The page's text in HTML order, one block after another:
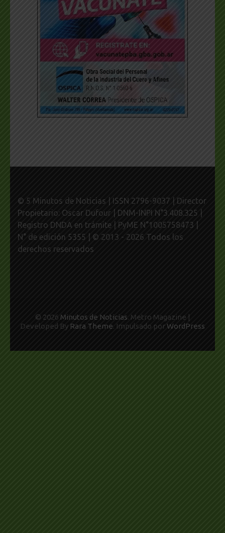
© 5 Minutos de Noticias | ISSN 2796-9037 | Director
Propietario: Oscar Dufour | DNM-INPI N°3.408.325 |
Registro DNDA en trámite | PyME N°1005758473 |
N° de edición 5355 | © 2013 - 2026 Todos los
derechos reservados
© 2026 Minutos de Noticias. Metro Magazine |
Developed By Rara Theme. Impulsado por WordPress